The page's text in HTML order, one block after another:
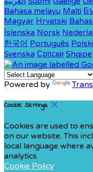
Bahasa melayu Malti
Magyar Hrvatski
Íslenska Norsk
한국어 Português Polski
Svenska Српски Shqipe
Powered by
Cookie Settings
Cookies are used to
on our website. This
local language where
analytics.
Cookie Policy